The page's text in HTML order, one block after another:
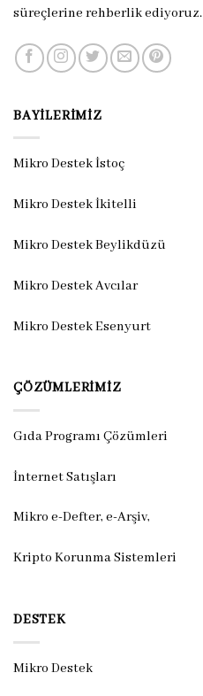
süreçlerine rehberlik ediyoruz.
BAYILERIMIZ
Mikro Destek İstoç
Mikro Destek İkitelli
Mikro Destek Beylikdüzü
Mikro Destek Avcılar
Mikro Destek Esenyurt
ÇÖZÜMLERIMIZ
Gıda Programı Çözümleri
İnternet Satışları
Mikro e-Defter, e-Arşiv,
Kripto Korunma Sistemleri
DESTEK
Mikro Destek